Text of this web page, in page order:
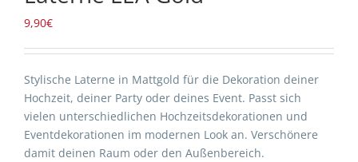
9,90€
Stylische Laterne in Mattgold für die Dekoration deiner
Hochzeit, deiner Party oder deines Event. Passt sich
vielen unterschiedlichen Hochzeitsdekorationen und
Eventdekorationen im modernen Look an. Verschönere
damit deinen Raum oder den Außenbereich.